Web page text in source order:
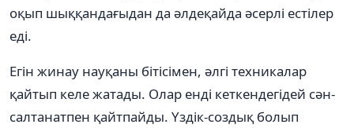
оқып шыққандағыдан да әлдеқайда әсерлі естілер
еді.
Егін жинау науқаны бітісімен, әлгі техникалар
қайтып келе жатады. Олар енді кеткендегідей сән-
салтанатпен қайтпайды. Үздік-создық болып